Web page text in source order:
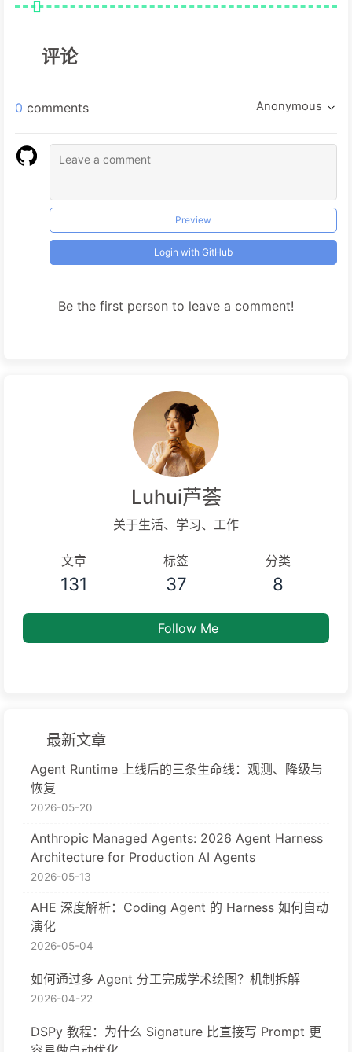
评论
0 comments Anonymous
Preview
Login with GitHub
Be the first person to leave a comment!
Luhui芦荟
关于生活、学习、工作
文章
131
标签
37
分类
8
Follow Me
最新文章
Agent Runtime 上线后的三条生命线：观测、降级与
恢复
2026-05-20
Anthropic Managed Agents: 2026 Agent Harness
Architecture for Production AI Agents
2026-05-13
AHE 深度解析：Coding Agent 的 Harness 如何自动
演化
2026-05-04
如何通过多 Agent 分工完成学术绘图？机制拆解
2026-04-22
DSPy 教程：为什么 Signature 比直接写 Prompt 更